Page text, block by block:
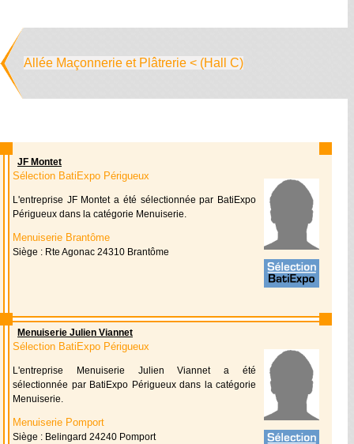
Allée Maçonnerie et Plâtrerie < (Hall C)
JF Montet
Sélection BatiExpo Périgueux
L'entreprise JF Montet a été sélectionnée par BatiExpo
Périgueux dans la catégorie Menuiserie.
Menuiserie Brantôme
Siège : Rte Agonac 24310 Brantôme
Menuiserie Julien Viannet
Sélection BatiExpo Périgueux
L'entreprise Menuiserie Julien Viannet a été
sélectionnée par BatiExpo Périgueux dans la catégorie
Menuiserie.
Menuiserie Pomport
Siège : Belingard 24240 Pomport